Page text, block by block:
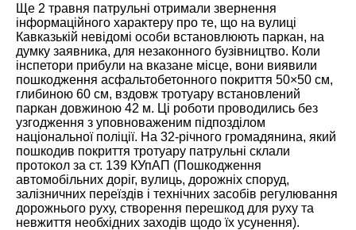
Ще 2 травня патрульні отримали звернення
інформаційного характеру про те, що на вулиці
Кавказькій невідомі особи встановлюють паркан, на
думку заявника, для незаконного бузівництво. Коли
інспетори прибули на вказане місце, вони виявили
пошкодження асфальтобетонного покриття 50×50 см,
глибиною 60 см, вздовж тротуару встановлений
паркан довжиною 42 м. Ці роботи проводились без
узгодження з уповноваженим підпозділом
національної поліції. На 32-річного громадянина, який
пошкодив покриття тротуару патрульні склали
протокол за ст. 139 КУпАП (Пошкодження
автомобільних доріг, вулиць, дорожніх споруд,
залізничних переїздів і технічних засобів регулювання
дорожнього руху, створення перешкод для руху та
невжиття необхідних заходів щодо їх усунення).